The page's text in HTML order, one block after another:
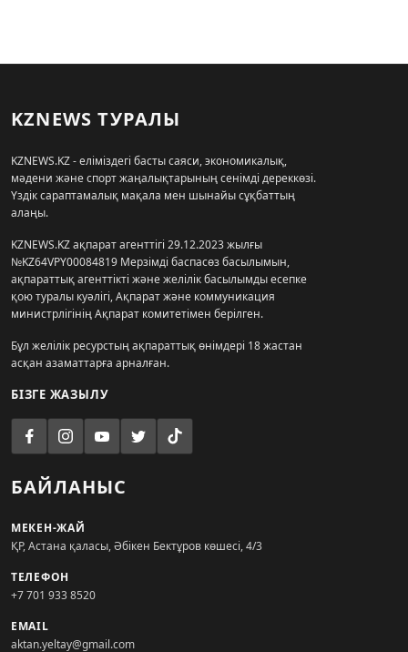
KZNEWS ТУРАЛЫ
KZNEWS.KZ - еліміздегі басты саяси, экономикалық,
мәдени және спорт жаңалықтарының сенімді дереккөзі.
Үздік сараптамалық мақала мен шынайы сұқбаттың
алаңы.
KZNEWS.KZ ақпарат агенттігі 29.12.2023 жылғы
№KZ64VPY00084819 Мерзімді баспасөз басылымын,
ақпараттық агенттікті және желілік басылымды есепке
қою туралы куәлігі, Ақпарат және коммуникация
министрлігінің Ақпарат комитетімен берілген.
Бұл желілік ресурстың ақпараттық өнімдері 18 жастан
асқан азаматтарға арналған.
БІЗГЕ ЖАЗЫЛУ
БАЙЛАНЫС
МЕКЕН-ЖАЙ
ҚР, Астана қаласы, Әбікен Бектұров көшесі, 4/3
ТЕЛЕФОН
+7 701 933 8520
EMAIL
aktan.yeltay@gmail.com